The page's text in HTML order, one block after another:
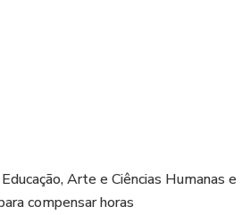
Arte e Ciências Humanas e
compensar horas